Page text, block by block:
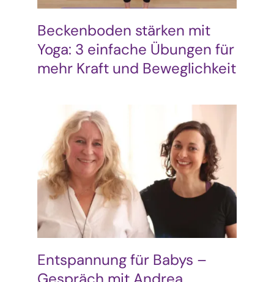
Beckenboden stärken mit
Yoga: 3 einfache Übungen für
mehr Kraft und Beweglichkeit
Entspannung für Babys –